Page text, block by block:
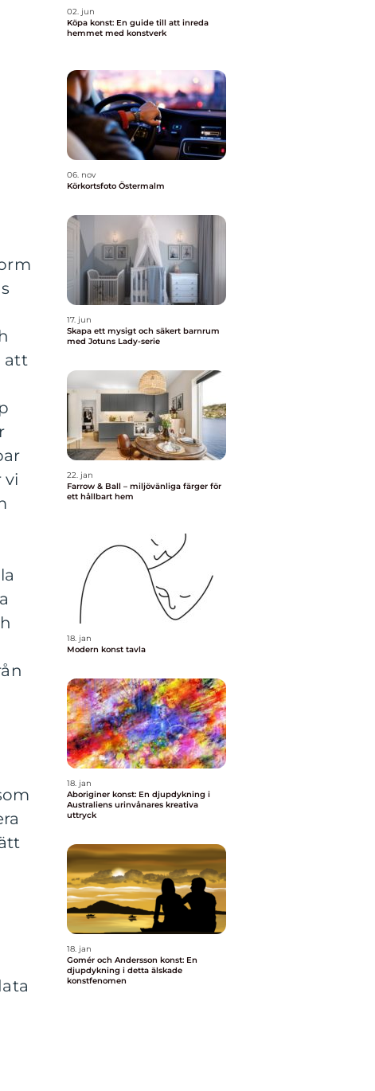
att
vi
02. jun
Köpa konst: En guide till att inreda
hemmet med konstverk
06. nov
Körkortsfoto Östermalm
17. jun
Skapa ett mysigt och säkert barnrum
med Jotuns Lady-serie
22. jan
Farrow & Ball – miljövänliga färger för
ett hållbart hem
18. jan
Modern konst tavla
18. jan
Aboriginer konst: En djupdykning i
Australiens urinvånares kreativa
uttryck
18. jan
Gomér och Andersson konst: En
djupdykning i detta älskade
konstfenomen